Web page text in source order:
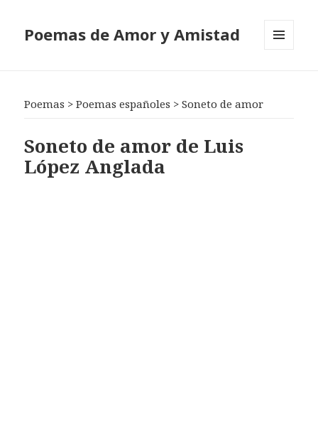
Poemas de Amor y Amistad
Poemas >Poemas españoles >Soneto de amor
Soneto de amor de Luis
López Anglada